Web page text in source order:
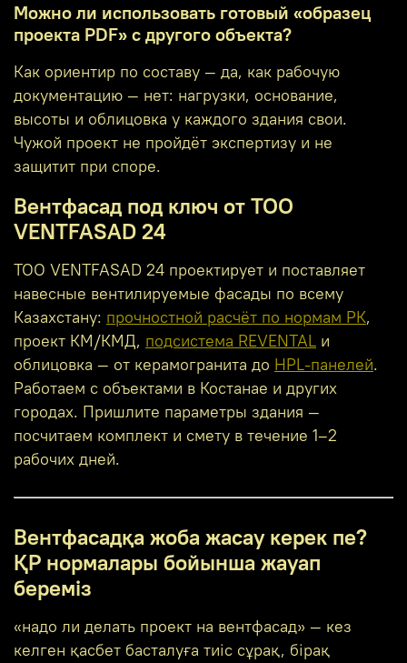
Можно ли использовать готовый «образец
проекта PDF» с другого объекта?
Как ориентир по составу — да, как рабочую
документацию — нет: нагрузки, основание,
высоты и облицовка у каждого здания свои.
Чужой проект не пройдёт экспертизу и не
защитит при споре.
Вентфасад под ключ от ТОО
VENTFASAD 24
ТОО VENTFASAD 24 проектирует и поставляет
навесные вентилируемые фасады по всему
Казахстану: прочностной расчёт по нормам РК,
проект КМ/КМД, подсистема REVENTAL и
облицовка — от керамогранита до HPL-панелей.
Работаем с объектами в Костанае и других
городах. Пришлите параметры здания —
посчитаем комплект и смету в течение 1–2
рабочих дней.
Вентфасадқа жоба жасау керек пе?
ҚР нормалары бойынша жауап
береміз
«надо ли делать проект на вентфасад» — кез
келген қасбет басталуға тиіс сұрақ, бірақ